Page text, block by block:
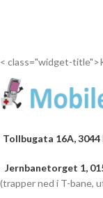
< class="widget-
Tollbugata 16A, 3044
Jernbanetorget 1,
(trapper ned i T-bane,